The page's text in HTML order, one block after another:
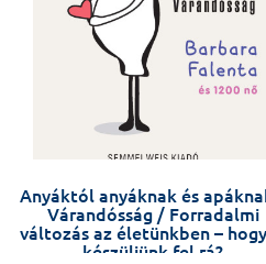
Anyáktól anyáknak és
Várandósság / Forradalmi
változás az életünkben –
készüljünk fel rá?